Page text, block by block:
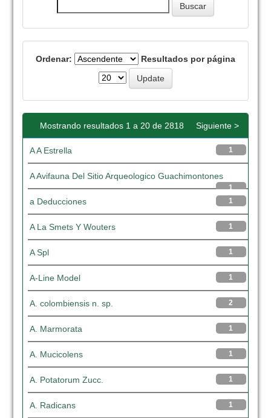
Ordenar: Resultados por página
Mostrando resultados 1 a 20 de 2818 Siguiente >
A A Estrella 1
A Avifauna Del Sitio Arqueologico Guachimontones
1
a Deducciones 1
A La Smets Y Wouters 1
A Spl 1
A-Line Model 1
A. colombiensis n. sp. 2
A. Marmorata 1
A. Mucicolens 1
A. Potatorum Zucc. 1
A. Radicans 1